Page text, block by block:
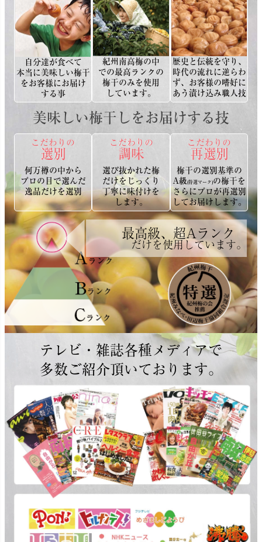
自分達が食べて
本当に美味しい梅干
をお客様にお届け
する事
紀州南高梅の中
での最高ランクの
梅干のみを使用
しています。
歴史と伝統を守り、
時代の流れに逆らわ
ず、お客様の嗜好に
あう漬け込み職人技
美味しい梅干しをお届けする技
こだわりの
選別
何万樽の中から
プロの目で選んだ
逸品だけを選別
こだわりの
調味
選び抜かれた梅
だけをじっくり
丁寧に味付けを
します。
こだわりの
再選別
梅干の選別基準の
A級(特選マーク)の梅干を
さらにプロが再選別
してお届けします。
最高級、超Aランク
だけを使用しています。
テレビ・雑誌各種メディアで
多数ご紹介頂いております。